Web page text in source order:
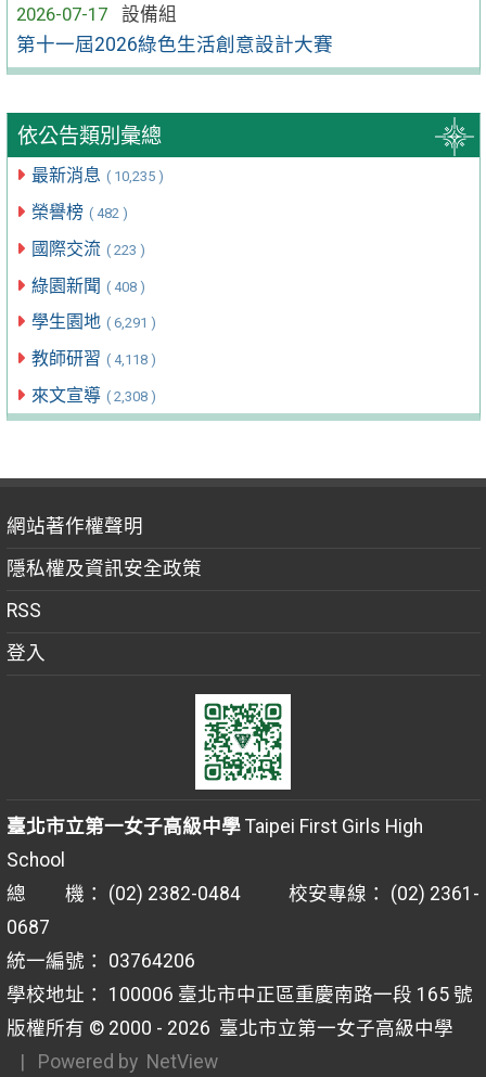
2026-07-17
設備組
第十一屆2026綠色生活創意設計大賽
依公告類別彙總
最新消息 ( 10,235 )
榮譽榜 ( 482 )
國際交流 ( 223 )
綠園新聞 ( 408 )
學生園地 ( 6,291 )
教師研習 ( 4,118 )
來文宣導 ( 2,308 )
網站著作權聲明
隱私權及資訊安全政策
RSS
登入
臺北市立第一女子高級中學Taipei First Girls High
School
總 機： (02) 2382-0484 校安專線： (02) 2361-
0687
統一編號： 03764206
學校地址： 100006 臺北市中正區重慶南路一段 165 號
版權所有 © 2000 - 2026 臺北市立第一女子高級中學
| Powered by NetView